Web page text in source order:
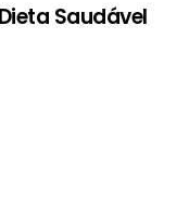
Saudável